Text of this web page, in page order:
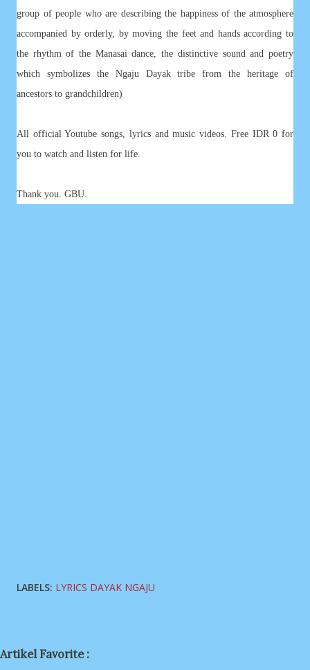
group of people who are describing the happiness of the atmosphere
accompanied by orderly, by moving the feet and hands according to
the rhythm of the Manasai dance, the distinctive sound and poetry
which symbolizes the Ngaju Dayak tribe from the heritage of
ancestors to grandchildren)
All official Youtube songs, lyrics and music videos. Free IDR 0 for
you to watch and listen for life.
Thank you. GBU.
LABELS: LYRICS DAYAK NGAJU
Artikel Favorite :